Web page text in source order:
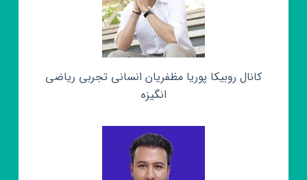
کانال روبیکا پوریا مظفریان انسانی تجربی ریاضی
انگیزه